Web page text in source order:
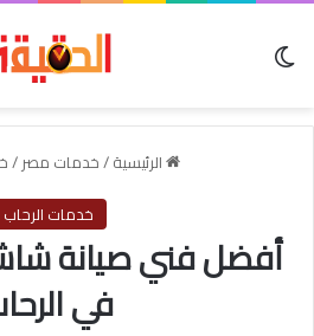
الرئيسية/خدمات مصر/
خدمات الرحاب
في